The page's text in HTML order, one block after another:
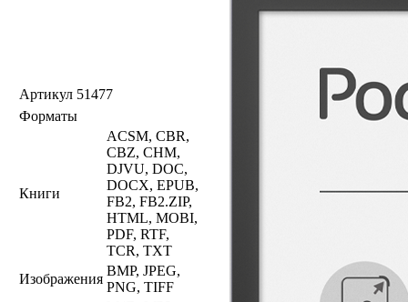
Артикул 51477
Форматы
Книги
ACSM, CBR,
CBZ, CHM,
DJVU, DOC,
DOCX, EPUB,
FB2, FB2.ZIP,
HTML, MOBI,
PDF, RTF,
TCR, TXT
Изображения
BMP, JPEG,
PNG, TIFF